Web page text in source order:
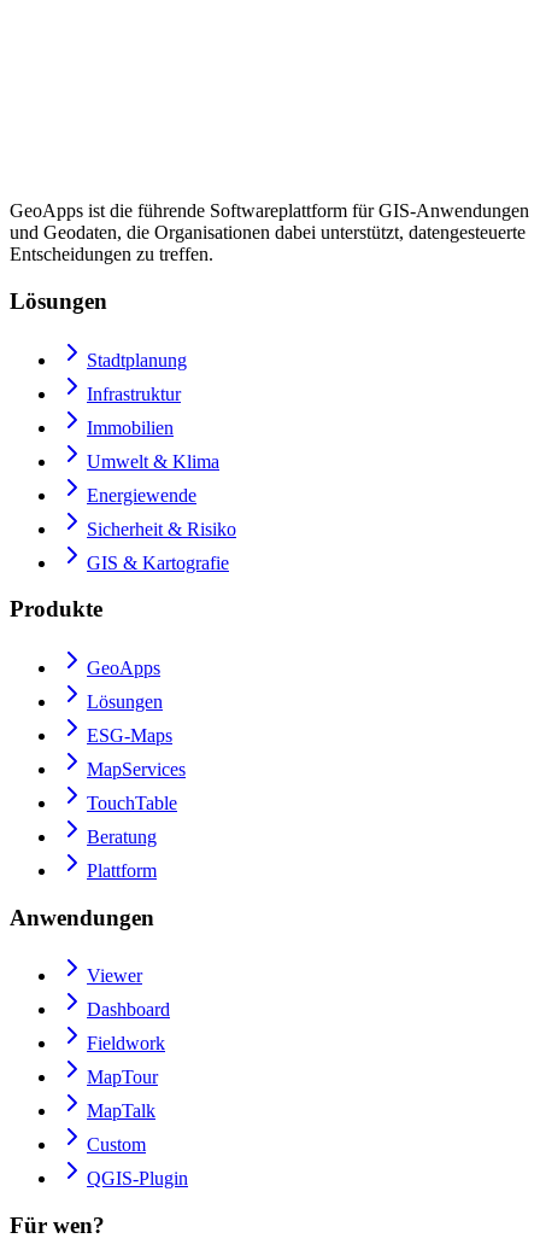
GeoApps ist die führende Softwareplattform für GIS-Anwendungen
und Geodaten, die Organisationen dabei unterstützt, datengesteuerte
Entscheidungen zu treffen.
Lösungen
Stadtplanung
Infrastruktur
Immobilien
Umwelt & Klima
Energiewende
Sicherheit & Risiko
GIS & Kartografie
Produkte
GeoApps
Lösungen
ESG-Maps
MapServices
TouchTable
Beratung
Plattform
Anwendungen
Viewer
Dashboard
Fieldwork
MapTour
MapTalk
Custom
QGIS-Plugin
Für wen?